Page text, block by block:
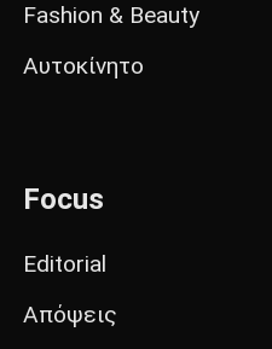
Fashion & Beauty
Αυτοκίνητο
Focus
Editorial
Απόψεις